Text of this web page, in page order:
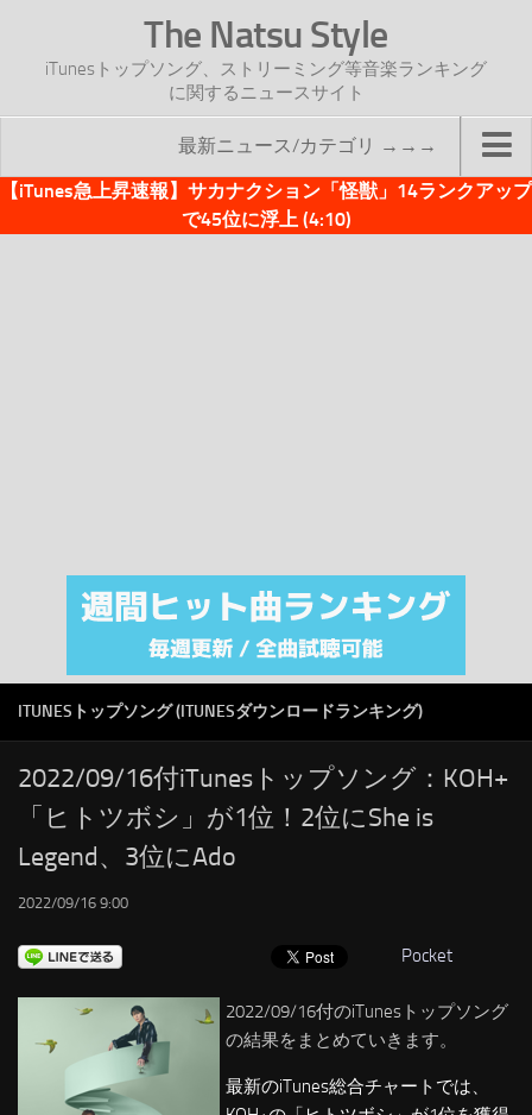
The Natsu Style
iTunesトップソング、ストリーミング等音楽ランキング
に関するニュースサイト
最新ニュース/カテゴリ →→→
TOP
注目カテゴリ
オリジナルiTunes週間トップソング
RSS
LINKS
【iTunes急上昇速報】サカナクション「怪獣」14ランクアップ
で45位に浮上 (4:10)
ITUNESトップソング (ITUNESダウンロードランキング)
2022/09/16付iTunesトップソング：KOH+
「ヒトツボシ」が1位！2位にShe is
Legend、3位にAdo
2022/09/16 9:00
Pocket
2022/09/16付のiTunesトップソング
の結果をまとめていきます。
最新のiTunes総合チャートでは、